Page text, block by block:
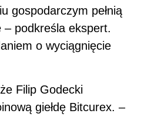
gospodarczym pełnią
– podkreśla ekspert.
o wyciągnięcie
Filip Godecki
giełdę Bitcurex. –